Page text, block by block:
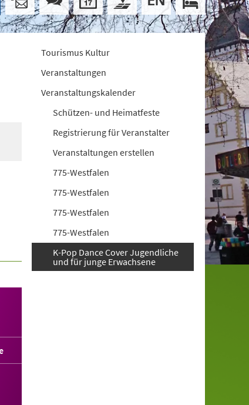
Tourismus Kultur
Veranstaltungen
Veranstaltungskalender
Schützen- und Heimatfeste
Registrierung für Veranstalter
Veranstaltungen erstellen
775-Westfalen
775-Westfalen
775-Westfalen
775-Westfalen
K-Pop Dance Cover Jugendliche
und für junge Erwachsene